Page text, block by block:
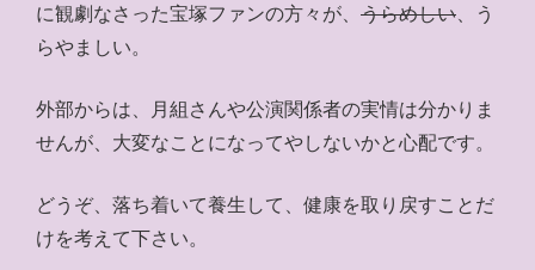
に観劇なさった宝塚ファンの方々が、 うらめしい、う
らやましい。
外部からは、月組さんや公演関係者の実情は分かりま
せんが、大変なことになってやしないかと心配です。
どうぞ、落ち着いて養生して、健康を取り戻すことだ
けを考えて下さい。